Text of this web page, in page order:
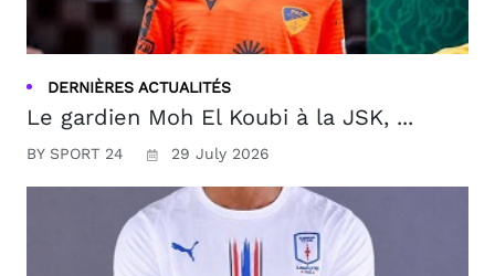
DERNIÈRES ACTUALITÉS
Le gardien Moh El Koubi à la JSK, ...
BY SPORT 24 29 July 2026